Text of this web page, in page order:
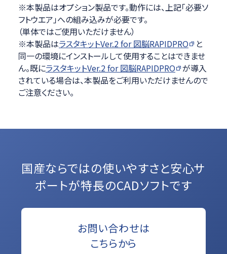
※本製品はオプション製品です。動作には、上記「必要ソ
フトウエア」への組み込みが必要です。
（単体ではご使用いただけません）
※本製品はラスタキットVer.2 for 図脳RAPIDPRO と
同一の環境にインストールして使用することはできませ
ん。既にラスタキットVer.2 for 図脳RAPIDPRO が導入
されている場合は、本製品をご利用いただけませんので
ご注意ください。
国産ならではの使いやすさと安心サ
ポートが特長のCADソフトです
お問い合わせは
こちらから